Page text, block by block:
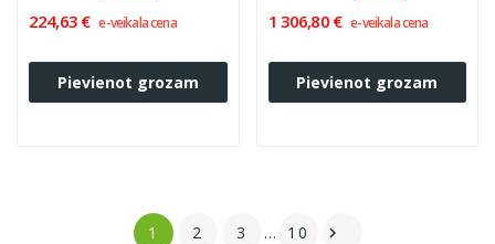
224,63 € e-veikala cena
Pievienot grozam
1 306,80 € e-veikala cena
Pievienot grozam
1 2 3 … 10 